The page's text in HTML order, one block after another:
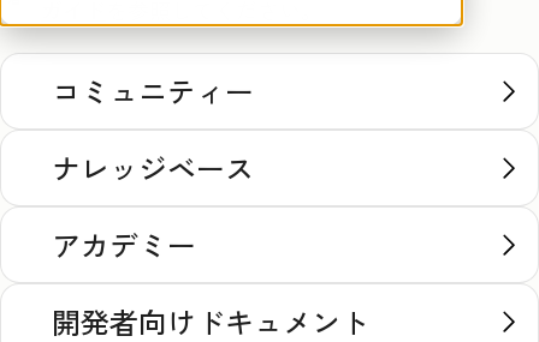
コミュニティー
ナレッジベース
アカデミー
開発者向けドキュメント